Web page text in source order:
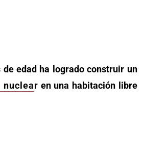
de edad ha logrado construir un
r en una habitación libre